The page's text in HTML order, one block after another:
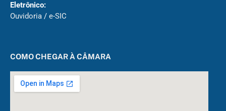
Eletrônico:
Ouvidoria / e-SIC
COMO CHEGAR À CÂMARA